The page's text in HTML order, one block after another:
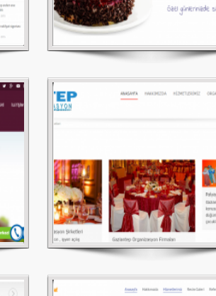
Gaziantep Organizasyon
Gaziantep Çetinler Sıhhi Tesisat